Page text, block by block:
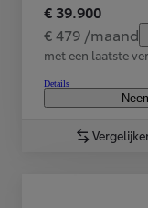
€ 39.900
€ 479 /maand
met een laatste
Details